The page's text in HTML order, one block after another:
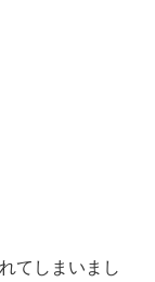
てしまいまし